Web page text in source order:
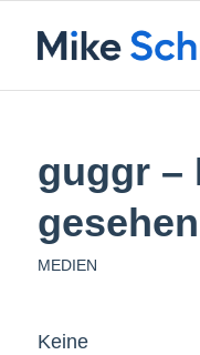
guggr –
MEDIEN
Keine